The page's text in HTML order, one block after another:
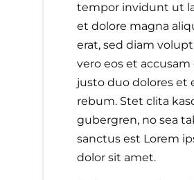
tempor invidunt ut
et dolore magna
erat, sed diam
vero eos et accusam
justo duo dolores et
rebum. Stet clita
gubergren, no sea
sanctus est Lorem
dolor sit amet.